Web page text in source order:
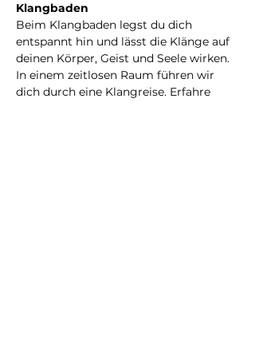
Klangbaden
Beim Klangbaden legst du dich
entspannt hin und lässt die Klänge auf
deinen Körper, Geist und Seele wirken.
In einem zeitlosen Raum führen wir
dich durch eine Klangreise. Erfahre